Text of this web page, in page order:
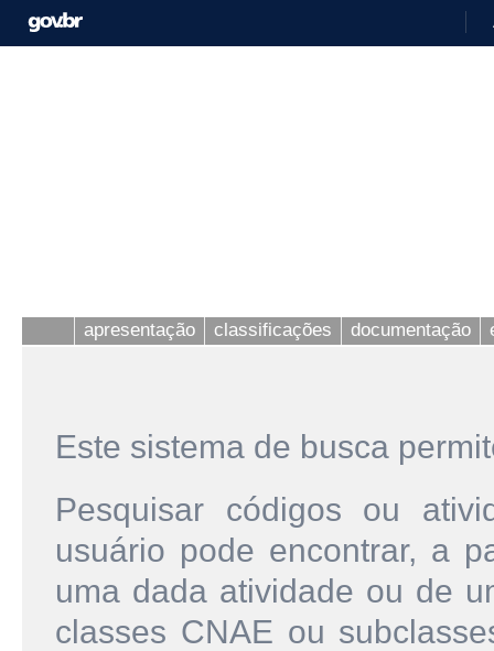
apresentação classificações documentação
Este sistema de busca
Pesquisar códigos ou
usuário pode encontrar, a
uma dada atividade ou de
classes CNAE ou